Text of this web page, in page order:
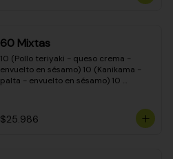
(Pimentón - queso crema - cebollín -
envuelto en masa tempura)
60 Mixtas
10 (Pollo teriyaki - queso crema -
envuelto en sésamo) 10 (Kanikama -
palta - envuelto en sésamo) 10
envuelto en queso crema) 10
(Camarón - queso crema - cebollín -
$25.986